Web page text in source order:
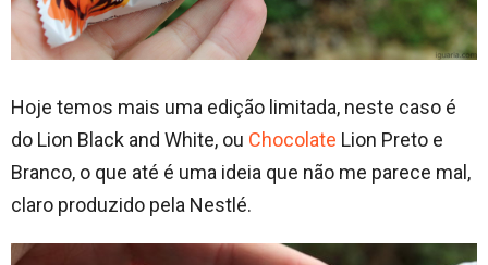
Hoje temos mais uma edição limitada, neste caso é
do Lion Black and White, ou Chocolate Lion Preto e
Branco, o que até é uma ideia que não me parece mal,
claro produzido pela Nestlé.